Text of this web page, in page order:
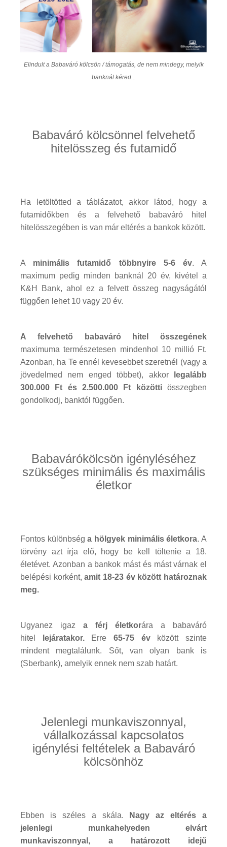
Elindult a Babaváró kölcsön / támogatás, de nem mindegy, melyik
banknál kéred...
Babaváró kölcsönnel felvehető
hitelösszeg és futamidő
Ha letöltötted a táblázatot, akkor látod, hogy a
futamidőkben és a felvehető babaváró hitel
hitelösszegében is van már eltérés a bankok között.
A minimális futamidő többnyire 5-6 év. A
maximum pedig minden banknál 20 év, kivétel a
K&H Bank, ahol ez a felvett összeg nagyságától
függően lehet 10 vagy 20 év.
A felvehető babaváró hitel összegének
maximuma természetesen mindenhol 10 millió Ft.
Azonban, ha Te ennél kevesebbet szeretnél (vagy a
jövedelmed nem enged többet), akkor
legalább
300.000 Ft és 2.500.000 Ft közöttiösszegben
gondolkodj, banktól függően.
Babavárókölcsön igényléséhez
szükséges minimális és maximális
életkor
Fontos különbséga hölgyek minimális életkora. A
törvény azt írja elő, hogy be kell töltenie a 18.
életévet. Azonban a bankok mást és mást várnak el
belépési korként,amit 18-23 év között határoznak
meg.
Ugyanez igaz a férj életkorára a babaváró
hitel
lejáratakor. Erre 65-75 évközött szinte
mindent megtalálunk. Sőt, van olyan bank is
(Sberbank), amelyik ennek nem szab határt.
Jelenlegi munkaviszonnyal,
vállalkozással kapcsolatos
igénylési feltételek a Babaváró
kölcsönhöz
Ebben is széles a skála.
Nagy az eltérés a
jelenlegi munkahelyeden elvárt
munkaviszonnyal, a határozott idejű